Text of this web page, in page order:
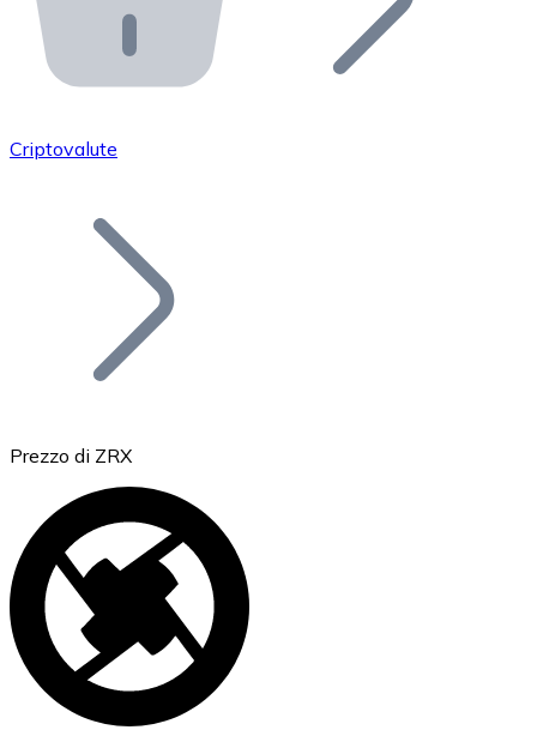
API Bitnovo
Integra la nostra API nel tuo ecosistema.
Unisciti alla nostra rete di rivenditori e
Aggiungi il token del tuo progetto al nostro servizio di
Bitcoin
BTC
Criptovalute
Prezzo di ZRX